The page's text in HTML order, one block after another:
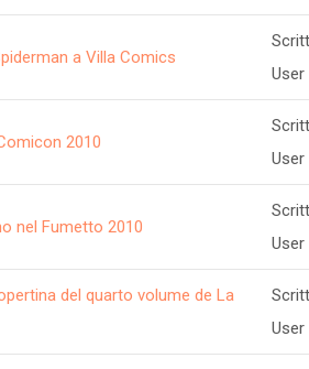
a Villa Comics
User
2010
User
nel Fumetto 2010
User
del quarto volume de La
User